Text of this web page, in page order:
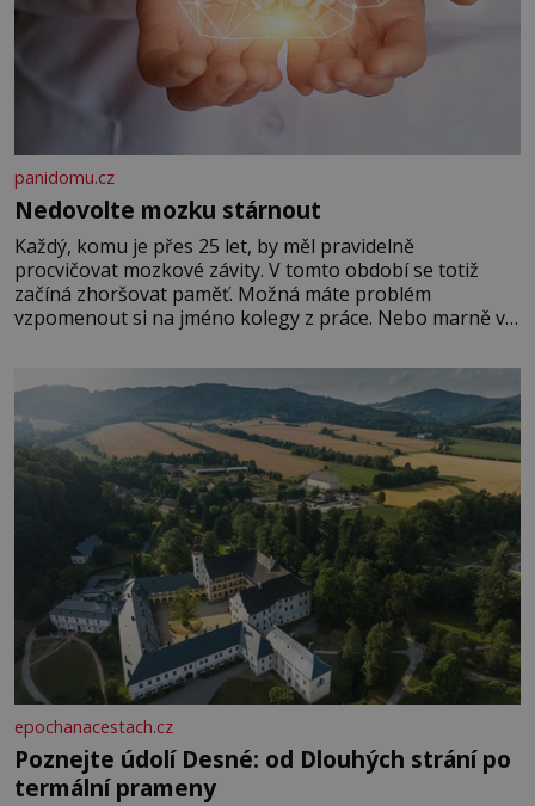
panidomu.cz
Nedovolte mozku stárnout
Každý, komu je přes 25 let, by měl pravidelně
procvičovat mozkové závity. V tomto období se totiž
začíná zhoršovat paměť. Možná máte problém
vzpomenout si na jméno kolegy z práce. Nebo marně v
Je to opravdu tak, s věkem jako kdyby se paměť
rozhodla stávkovat. Cvičte
epochanacestach.cz
Poznejte údolí Desné: od Dlouhých strání po
termální prameny